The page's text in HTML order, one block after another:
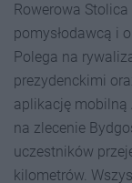
Rowerowa
pomysłodawcą i
Polega na
prezydenckimi
aplikację mobilną
na zlecenie
uczestników
kilometrów.